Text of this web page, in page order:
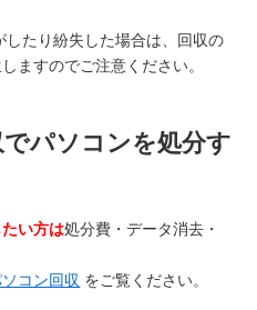
したり紛失した場合は、回収の
ますのでご注意ください。
パソコンを処分す
い方は処分費・データ消去・
コン回収 をご覧ください。